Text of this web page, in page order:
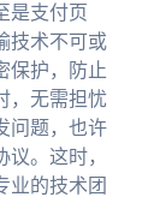
是支付页
技术不可或
保护，防止
，无需担忧
问题，也许
。这时，
业的技术团